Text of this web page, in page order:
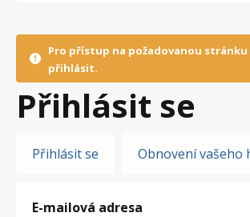
Pro přístup na požadovanou stránku
přihlásit.
Přihlásit se
Hlavní
Přihlásit se Obnovení vašeho
E-mailová adresa